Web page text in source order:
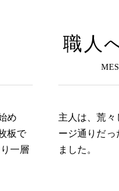
め
板で
一層
職人
主人は、荒
ージ通りだっ
ました。